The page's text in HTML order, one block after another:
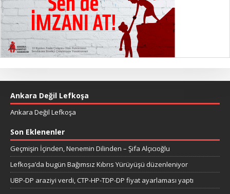
Ankara Değil Lefkoşa
Ankara Değil Lefkoşa
Son Eklenenler
Geçmişin İçinden, Nenemin Dilinden – Şifa Alçıcıoğlu
Lefkoşa’da bugün Bağımsız Kıbrıs Yürüyüşü düzenleniyor
UBP-DP araziyi verdi, CTP-HP-TDP-DP fiyat ayarlaması yaptı